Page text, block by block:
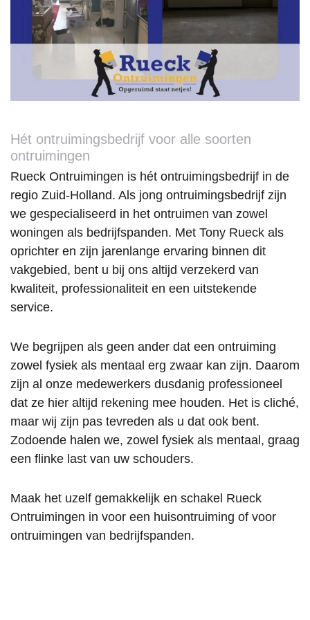
op hun
dienst
en,
maar
ook
echt
willen
beteke
voor
andere
n. Hun
inzet
om
gezinn
en die
moeilij
k
hebbe
n te
helpen
is
bewon
derens
g.
Betrou
wbaar,
nlijke
hebbe
n wij
als
prettig
Tony
is
vooraf
persoo
nlijk
langsg
ekome
invent
arisere
n,
waard
oor er
direct
een
goed
was
van de
werkz
huis
leeg
Inspec
was
verras
t en
we
konde
n
sleutel
s
eerder
ave
van
een
deel
van de
huur.
Groetj
es,
Hét ontruimingsbedrijf voor alle soorten
ontruimingen
Rueck Ontruimingen is hét ontruimingsbedrijf in de
regio Zuid-Holland. Als jong ontruimingsbedrijf zijn
we gespecialiseerd in het ontruimen van zowel
woningen als bedrijfspanden. Met Tony Rueck als
oprichter en zijn jarenlange ervaring binnen dit
vakgebied, bent u bij ons altijd verzekerd van
kwaliteit, professionaliteit en een uitstekende
service.
We begrijpen als geen ander dat een ontruiming
zowel fysiek als mentaal erg zwaar kan zijn. Daarom
zijn al onze medewerkers dusdanig professioneel
dat ze hier altijd rekening mee houden. Het is cliché,
maar wij zijn pas tevreden als u dat ook bent.
Zodoende halen we, zowel fysiek als mentaal, graag
een flinke last van uw schouders.
Maak het uzelf gemakkelijk en schakel Rueck
Ontruimingen in voor een huisontruiming of voor
ontruimingen van bedrijfspanden.